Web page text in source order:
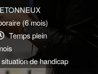
(6 mois)
Temps plein
de handicap